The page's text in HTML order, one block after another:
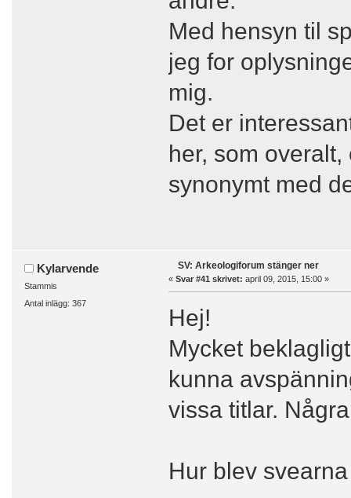
Med hensyn til
jeg for
mig.
Det er
her, som
synonymt med
Kylarvende
Stammis
Antal inlägg: 367
SV: Arkeologiforum stänger ner
« Svar #41 skrivet: april 09, 2015, 15:00 »
Hej!
Mycket
kunna
vissa titlar.
Hur blev